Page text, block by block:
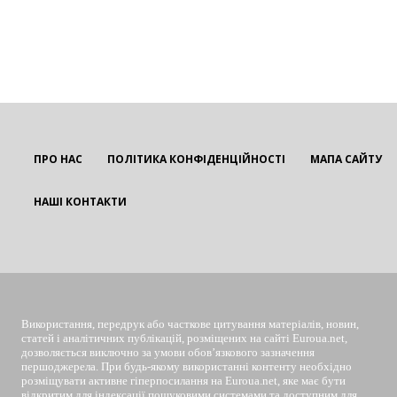
ПРО НАС ПОЛІТИКА КОНФІДЕНЦІЙНОСТІ МАПА САЙТУ
НАШІ КОНТАКТИ
Використання, передрук або часткове цитування матеріалів, новин,
статей і аналітичних публікацій, розміщених на сайті Euroua.net,
дозволяється виключно за умови обов’язкового зазначення
першоджерела. При будь-якому використанні контенту необхідно
розміщувати активне гіперпосилання на Euroua.net, яке має бути